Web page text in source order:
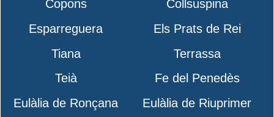
Copons
Collsuspina
Esparreguera
Els Prats de Rei
Tiana
Terrassa
Teià
Fe del Penedès
Eulàlia de Ronçana
Eulàlia de Riuprimer